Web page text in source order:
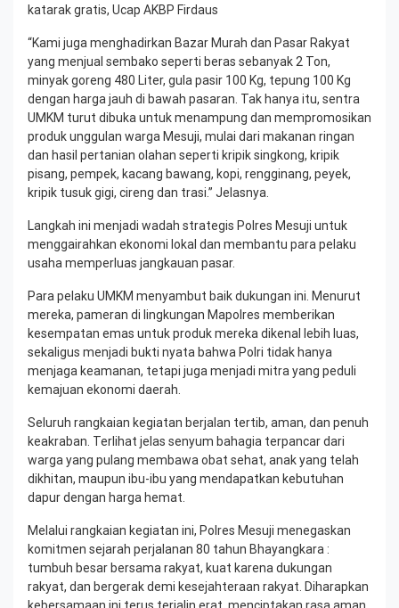
katarak gratis, Ucap AKBP Firdaus
“Kami juga menghadirkan Bazar Murah dan Pasar Rakyat
yang menjual sembako seperti beras sebanyak 2 Ton,
minyak goreng 480 Liter, gula pasir 100 Kg, tepung 100 Kg
dengan harga jauh di bawah pasaran. Tak hanya itu, sentra
UMKM turut dibuka untuk menampung dan mempromosikan
produk unggulan warga Mesuji, mulai dari makanan ringan
dan hasil pertanian olahan seperti kripik singkong, kripik
pisang, pempek, kacang bawang, kopi, rengginang, peyek,
kripik tusuk gigi, cireng dan trasi.” Jelasnya.
Langkah ini menjadi wadah strategis Polres Mesuji untuk
menggairahkan ekonomi lokal dan membantu para pelaku
usaha memperluas jangkauan pasar.
Para pelaku UMKM menyambut baik dukungan ini. Menurut
mereka, pameran di lingkungan Mapolres memberikan
kesempatan emas untuk produk mereka dikenal lebih luas,
sekaligus menjadi bukti nyata bahwa Polri tidak hanya
menjaga keamanan, tetapi juga menjadi mitra yang peduli
kemajuan ekonomi daerah.
Seluruh rangkaian kegiatan berjalan tertib, aman, dan penuh
keakraban. Terlihat jelas senyum bahagia terpancar dari
warga yang pulang membawa obat sehat, anak yang telah
dikhitan, maupun ibu-ibu yang mendapatkan kebutuhan
dapur dengan harga hemat.
Melalui rangkaian kegiatan ini, Polres Mesuji menegaskan
komitmen sejarah perjalanan 80 tahun Bhayangkara :
tumbuh besar bersama rakyat, kuat karena dukungan
rakyat, dan bergerak demi kesejahteraan rakyat. Diharapkan